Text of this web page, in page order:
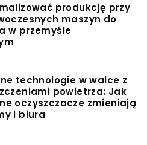
produkcję przy
maszyn do
w przemyśle
technologie w walce z
powietrza: Jak
oczyszczacze zmieniają
i biura